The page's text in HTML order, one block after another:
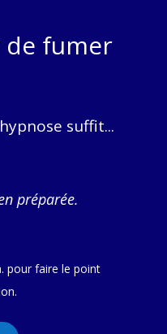
fumer
suffit...
préparée.
pour faire le point